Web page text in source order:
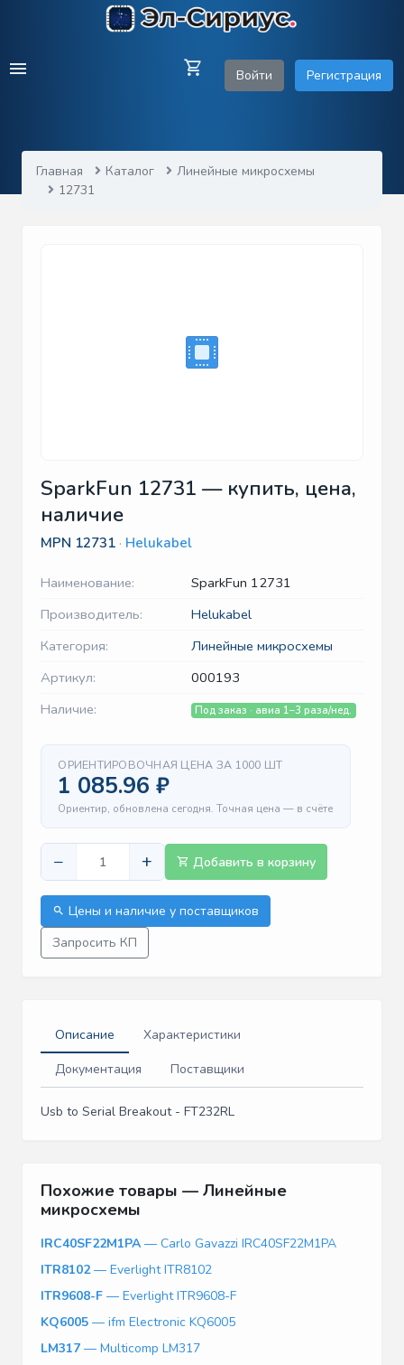
Войти Регистрация
Главная Каталог
Линейные микросхемы
12731
SparkFun 12731 — купить, цена,
наличие
MPN 12731 · Helukabel
Наименование:
SparkFun 12731
Производитель:
Helukabel
Категория:
Линейные микросхемы
Артикул:
000193
Наличие:
Под заказ · авиа 1–3 раза/нед.
ОРИЕНТИРОВОЧНАЯ ЦЕНА ЗА 1000 ШТ
1 085.96 ₽
Ориентир, обновлена сегодня. Точная цена — в счёте
− + Добавить в корзину
Цены и наличие у поставщиков
Запросить КП
Описание
Характеристики
Документация
Поставщики
Usb to Serial Breakout - FT232RL
Похожие товары — Линейные
микросхемы
IRC40SF22M1PA — Carlo Gavazzi IRC40SF22M1PA
ITR8102— Everlight ITR8102
ITR9608-F — Everlight ITR9608-F
KQ6005 — ifm Electronic KQ6005
LM317 — Multicomp LM317